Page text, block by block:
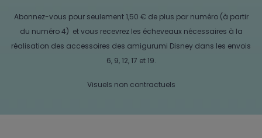
Abonnez-vous pour seulement 1,50 € de plus par numéro (à partir
du numéro 4) et vous recevrez les écheveaux nécessaires à la
réalisation des accessoires des amigurumi Disney dans les envois
6, 9, 12, 17 et 19.
Visuels non contractuels